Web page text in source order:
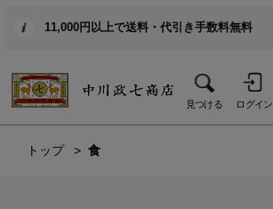
11,000円以上で送料・代引き手数料無料
見つける ログイン
トップ 食